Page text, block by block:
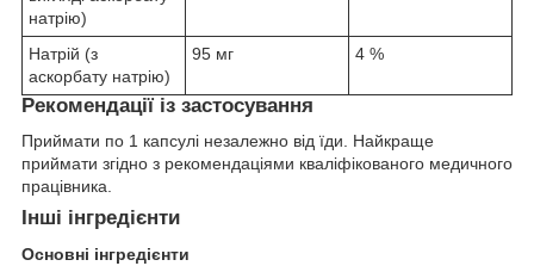
натрію)
Натрій (з
аскорбату натрію)
95 мг 4 %
Рекомендації із застосування
Приймати по 1 капсулі незалежно від їди. Найкраще
приймати згідно з рекомендаціями кваліфікованого медичного
працівника.
Інші інгредієнти
Основні інгредієнти